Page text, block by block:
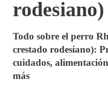
rodesiano)
Todo sobre el perro
crestado rodesiano):
cuidados,
más